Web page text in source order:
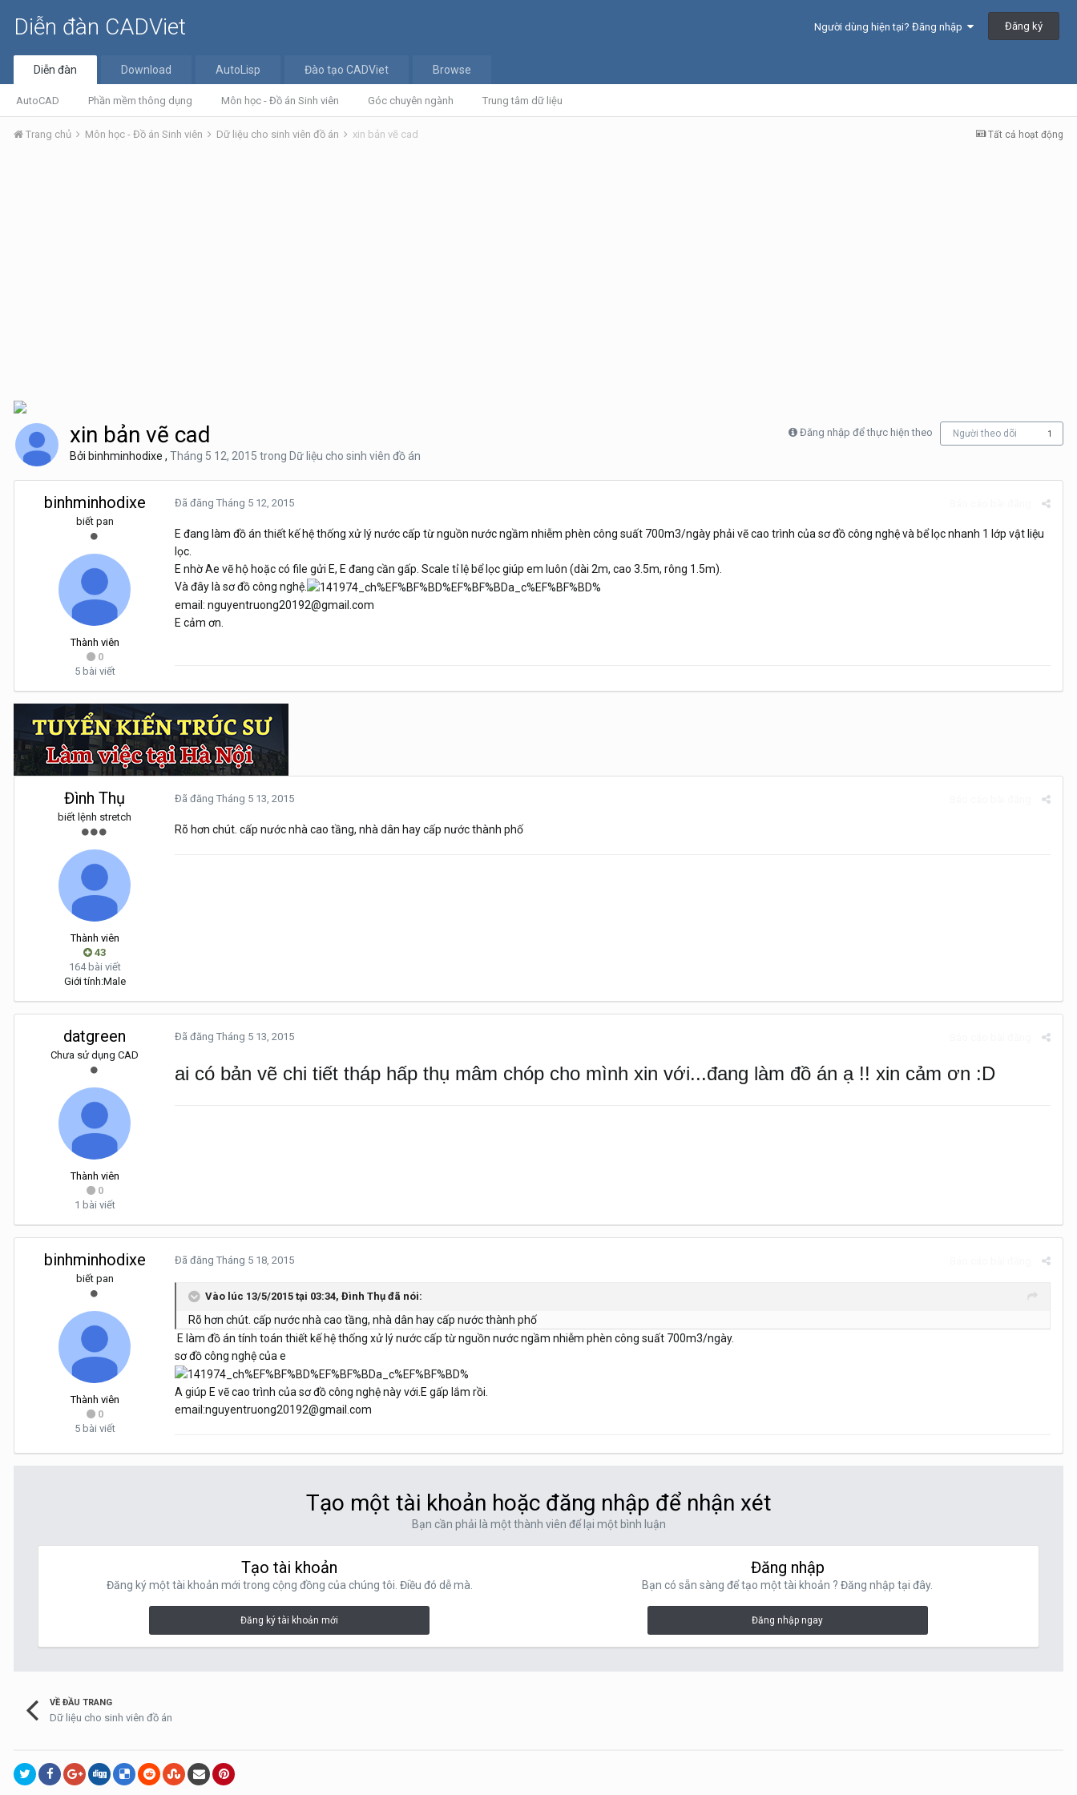
Diễn đàn CADViet Người dùng hiện tại? Đăng nhập Đăng ký
Diễn đàn
AutoCAD Phần mềm thông dụng Môn học - Đồ án Sinh viên Góc chuyên ngành Trung tâm dữ liệu
Download AutoLisp Đào tạo CADViet Browse
Tất cả hoạt động
Trang chủ Môn học - Đồ án Sinh viên Dữ liệu cho sinh viên đồ án xin bản vẽ cad
Đăng nhập để thực hiện theo Người theo dõi 1
xin bản vẽ cad
Bởi binhminhodixe , Tháng 5 12, 2015 trong Dữ liệu cho sinh viên đồ án
binhminhodixe
biết pan
Thành viên
0
5 bài viết
Đã đăng Tháng 5 12, 2015
E đang làm đồ án thiết kế hệ thống xử lý nước cấp từ nguồn nước ngầm nhiễm phèn công suất 700m3/ngày phải vẽ cao trình của sơ đồ công nghệ và bể lọc nhanh 1 lớp vật liệu
lọc.
E nhờ Ae vẽ hộ hoặc có file gửi E, E đang cần gấp. Scale tỉ lệ bể lọc giúp em luôn (dài 2m, cao 3.5m, rông 1.5m).
Và đây là sơ đồ công nghệ.
email: nguyentruong20192@gmail.com
E cảm ơn.
Đình Thụ
biết lệnh stretch
Thành viên
43
164 bài viết
Giới tính:Male
Đã đăng Tháng 5 13, 2015
Rõ hơn chút. cấp nước nhà cao tầng, nhà dân hay cấp nước thành phố
datgreen
Chưa sử dụng CAD
Thành viên
0
1 bài viết
Đã đăng Tháng 5 13, 2015
ai có bản vẽ chi tiết tháp hấp thụ mâm chóp cho mình xin với...đang làm đồ án ạ !! xin cảm ơn :D
binhminhodixe
biết pan
Thành viên
0
5 bài viết
Đã đăng Tháng 5 18, 2015
Vào lúc 13/5/2015 tại 03:34, Đình Thụ đã nói:
Rõ hơn chút. cấp nước nhà cao tầng, nhà dân hay cấp nước thành phố
E làm đồ án tính toán thiết kế hệ thống xử lý nước cấp từ nguồn nước ngầm nhiễm phèn công suất 700m3/ngày.
sơ đồ công nghệ của e
A giúp E vẽ cao trình của sơ đồ công nghệ này với.E gấp lắm rồi.
email:nguyentruong20192@gmail.com
Tạo một tài khoản hoặc đăng nhập để nhận xét
Bạn cần phải là một thành viên để lại một bình luận
Tạo tài khoản
Đăng ký một tài khoản mới trong cộng đồng của chúng tôi. Điều đó dễ mà.
Đăng ký tài khoản mới
Đăng nhập
Bạn có sẵn sàng để tạo một tài khoản ? Đăng nhập tại đây.
Đăng nhập ngay
VỀ ĐẦU TRANG
Dữ liệu cho sinh viên đồ án